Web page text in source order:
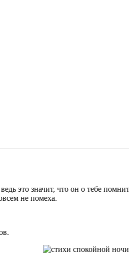
это значит, что он о тебе
не помеха.